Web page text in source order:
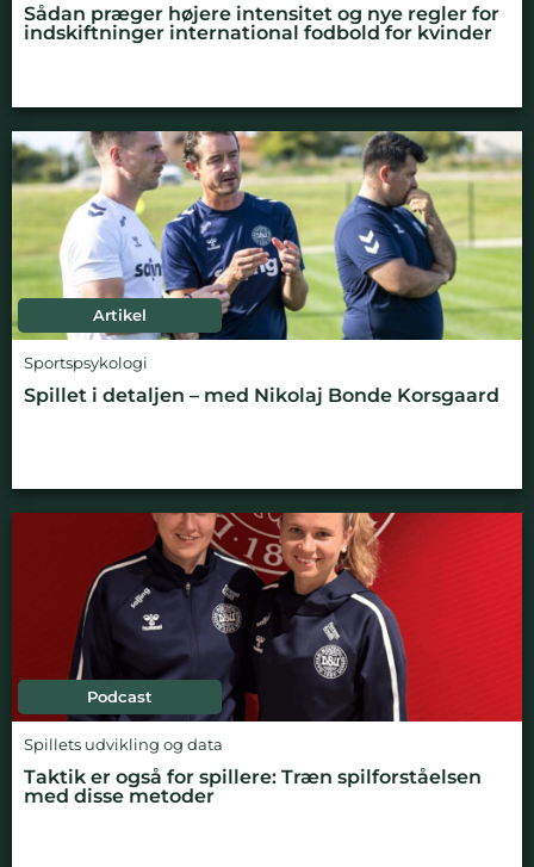
Sådan præger højere intensitet og nye regler for
indskiftninger international fodbold for kvinder
Artikel
Sportspsykologi
Spillet i detaljen – med Nikolaj Bonde Korsgaard
Podcast
Spillets udvikling og data
Taktik er også for spillere: Træn spilforståelsen
med disse metoder